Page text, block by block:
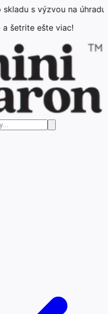
s výzvou na
šetrite ešte viac!